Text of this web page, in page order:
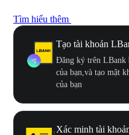
Tìm hiểu thêm
Tạo tài khoản
Đăng ký trên LBank
của bạn,và tạo mật
của bạn
Xác minh tài